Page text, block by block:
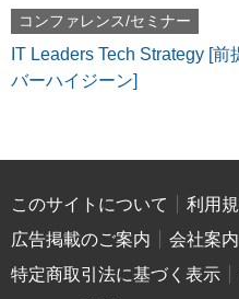
コンファレンス/セミナー
IT Leaders Tech Strategy [
バーハイジーン]
このサイトについて 利用
広告掲載のご案内
会社案内
特定商取引法に基づく表示